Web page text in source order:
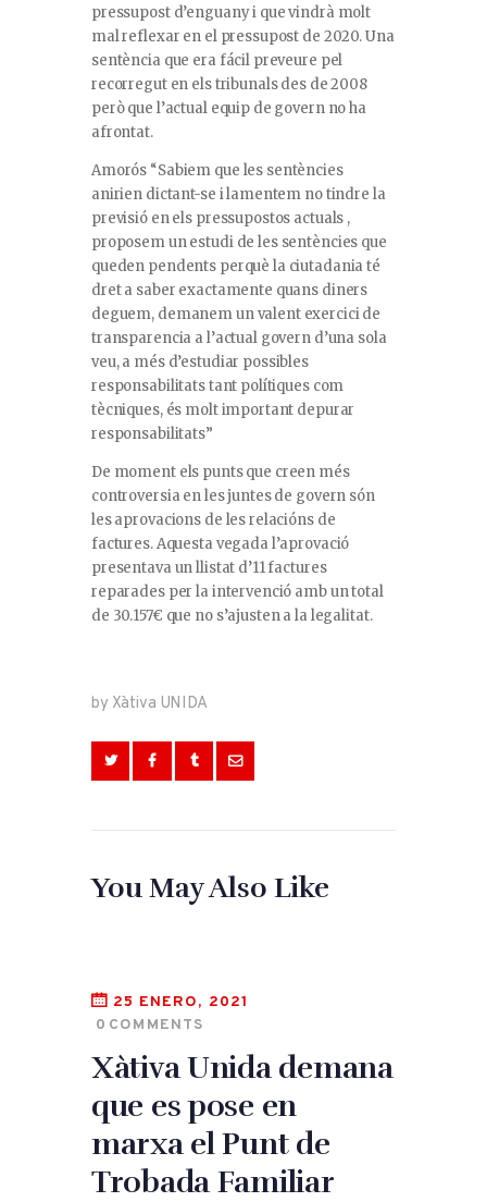
pressupost d’enguany i que vindrà molt
mal reflexar en el pressupost de 2020. Una
sentència que era fácil preveure pel
recorregut en els tribunals des de 2008
però que l’actual equip de govern no ha
afrontat.
Amorós “Sabiem que les sentències
anirien dictant-se i lamentem no tindre la
previsió en els pressupostos actuals ,
proposem un estudi de les sentències que
queden pendents perquè la ciutadania té
dret a saber exactamente quans diners
deguem, demanem un valent exercici de
transparencia a l’actual govern d’una sola
veu, a més d’estudiar possibles
responsabilitats tant polítiques com
tècniques, és molt important depurar
responsabilitats”
De moment els punts que creen més
controversia en les juntes de govern són
les aprovacions de les relacións de
factures. Aquesta vegada l’aprovació
presentava un llistat d’11 factures
reparades per la intervenció amb un total
de 30.157€ que no s’ajusten a la legalitat.
by Xàtiva UNIDA
You May Also Like
25 ENERO, 2021
0 COMMENTS
Xàtiva Unida demana
que es pose en
marxa el Punt de
Trobada Familiar